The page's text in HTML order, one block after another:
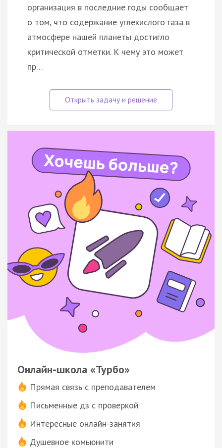
организация в последние годы сообщает
о том, что содержание углекислого газа в
атмосфере нашей планеты достигло
критической отметки. К чему это может
пр…
Онлайн-школа «Турбо»
Прямая связь с преподавателем
Письменные дз с проверкой
Интересные онлайн-занятия
Душевное комьюнити